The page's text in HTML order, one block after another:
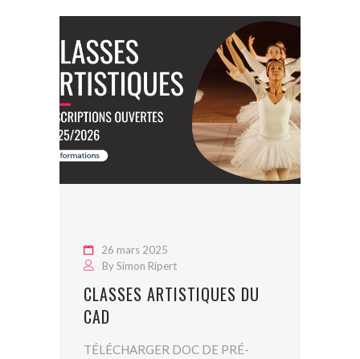
26 mars 2025
BySimon Ripert
CLASSES ARTISTIQUES DU
CAD
TÉLÉCHARGER DOC DE PRÉ-